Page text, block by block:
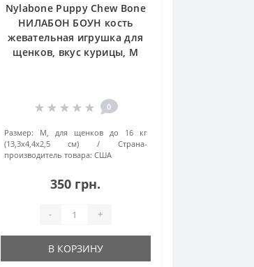
Nylabone Puppy Chew Bone
НИЛАБОН БОУН кость
жевательная игрушка для
щенков, вкус курицы, М
0
Размер:
M, для щенков до 16 кг
(13,3x4,4x2,5 см)
Страна-
производитель товара: США
350 грн.
- +
В КОРЗИНУ